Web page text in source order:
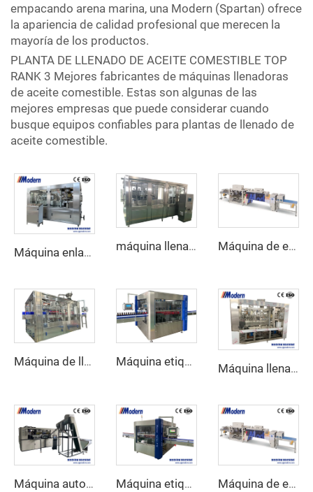
empacando arena marina, una Modern (Spartan) ofrece
la apariencia de calidad profesional que merecen la
mayoría de los productos.
PLANTA DE LLENADO DE ACEITE COMESTIBLE TOP
RANK 3 Mejores fabricantes de máquinas llenadoras
de aceite comestible. Estas son algunas de las
mejores empresas que puede considerar cuando
busque equipos confiables para plantas de llenado de
aceite comestible.
Máquina enlatadora de bebidas carbonatadas
máquina llenadora y cerradora de latas 2 en 1 Máquina de envoltura retráctil lineal
Máquina de llenado de aceite de oliva Máquina etiquetadora rotativa de etiquetas autoadhesivas
Máquina llenadora y cerradora de latas de jugo
Máquina automática de soplado de botellas para mascotas Máquina etiquetadora rotativa de pegamento termofusible Máquina de envoltura retráctil lineal